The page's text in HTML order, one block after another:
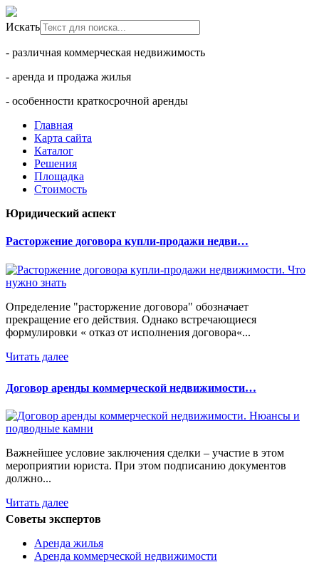
Искать
- различная коммерческая недвижимость
- аренда и продажа жилья
- особенности краткосрочной аренды
Главная
Карта сайта
Каталог
Решения
Площадка
Стоимость
Юридический аспект
Расторжение договора купли-продажи недви…
Определение "расторжение договора" обозначает
прекращение его действия. Однако встречающиеся
формулировки « отказ от исполнения договора«...
Читать далее
Договор аренды коммерческой недвижимости…
Важнейшее условие заключения сделки – участие в этом
мероприятии юриста. При этом подписанию документов
должно...
Читать далее
Советы экспертов
Аренда жилья
Аренда коммерческой недвижимости